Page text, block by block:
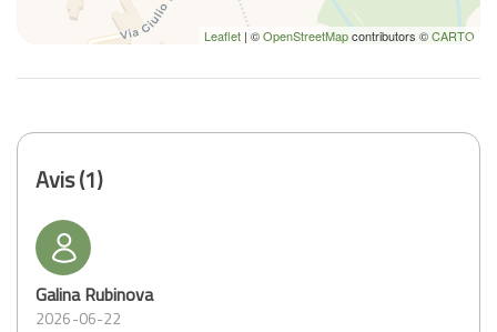
Leaflet | ©OpenStreetMapcontributors ©CARTO
Avis (1)
Galina Rubinova
2026-06-22